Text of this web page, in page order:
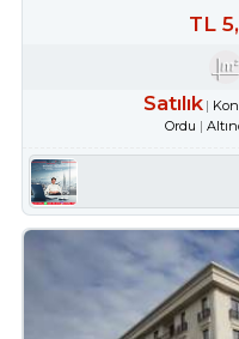
TL
Satılık
Ordu